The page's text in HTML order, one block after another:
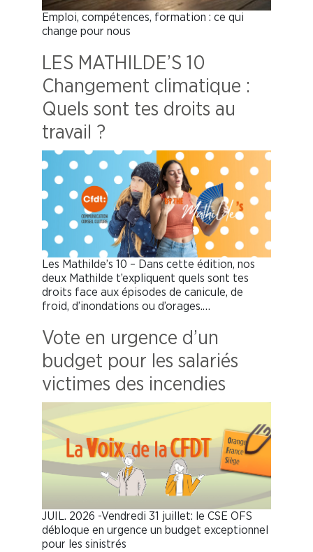
Emploi, compétences, formation : ce qui
change pour nous
LES MATHILDE’S 10
Changement climatique :
Quels sont tes droits au
travail ?
Les Mathilde’s 10 – Dans cette édition, nos
deux Mathilde t’expliquent quels sont tes
droits face aux épisodes de canicule, de
froid, d’inondations ou d’orages.…
Vote en urgence d’un
budget pour les salariés
victimes des incendies
JUIL. 2026 -Vendredi 31 juillet: le CSE OFS
débloque en urgence un budget exceptionnel
pour les sinistrés